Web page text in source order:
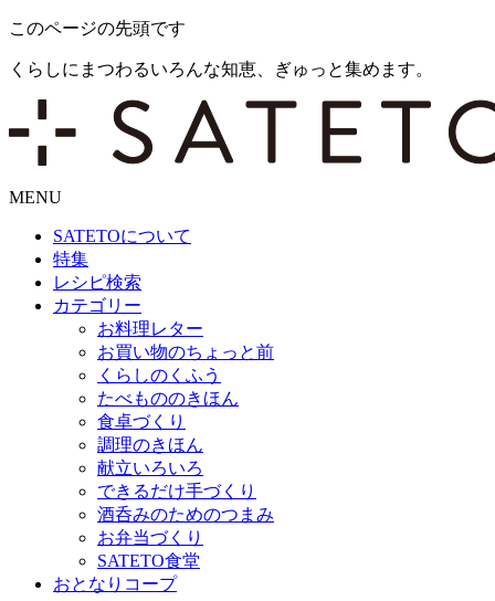
このページの先頭です
くらしにまつわるいろんな知恵、ぎゅっと集めます。
MENU
SATETOについて
特集
レシピ検索
カテゴリー
お料理レター
お買い物のちょっと前
くらしのくふう
たべもののきほん
食卓づくり
調理のきほん
献立いろいろ
できるだけ手づくり
酒呑みのためのつまみ
お弁当づくり
SATETO食堂
おとなりコープ